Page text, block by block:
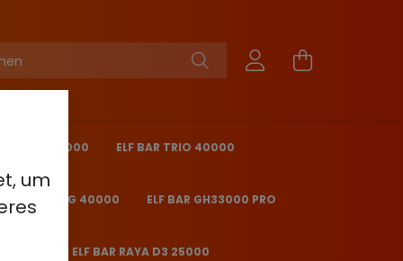
um
PRO 40000 ELF BAR TRIO 40000
BAR ICE KING 40000 ELF BAR GH33000 PRO
ELF BAR RAYA D3 25000